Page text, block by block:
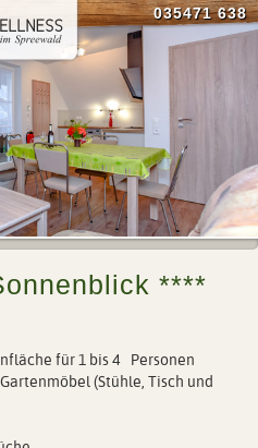
035471 638
****
für 1 bis 4 Personen
(Stühle, Tisch und